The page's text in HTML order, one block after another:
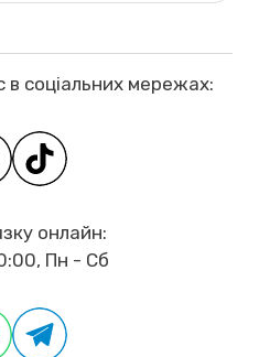
соціальних мережах:
онлайн:
Пн - Сб